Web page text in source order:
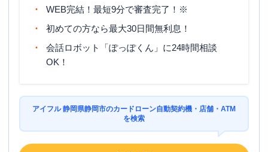
WEB完結！最短9分で審査完了！※
初めての方なら最大30日間無利息！
会話ロボット「ぽっぽくん」に24時間相談
OK！
アイフル 静岡県静岡市のカードローン自動契約機・店舗・ATM
を検索